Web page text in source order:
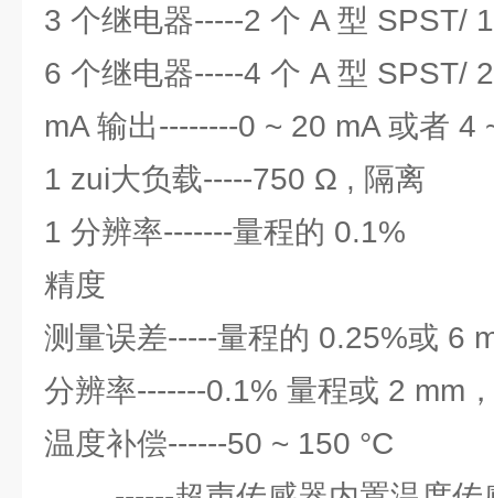
3 个继电器-----2 个 A 型 SPST/
6 个继电器-----4 个 A 型 SPST/
mA 输出--------0 ~ 20 mA 或者 4
1 zui大负载-----750 Ω , 隔离
1 分辨率-------量程的 0.1%
精度
测量误差-----量程的 0.25%或 6
分辨率-------0.1% 量程或 2 mm
温度补偿------50 ~ 150 °C